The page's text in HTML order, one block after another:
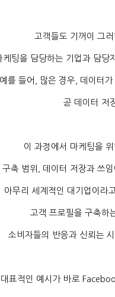
고객들도 기꺼이 그
케팅을 담당하는 기업과 담당
예를 들어 많은 경우 데이터
곧 데이터 저
이 과정에서 마케팅을
구축 범위 데이터 저장과 쓰
아무리 세계적인 대기업이라
고객 프로필을 구축하
소비자들의 반응과 신뢰는
대표적인 예시가 바로